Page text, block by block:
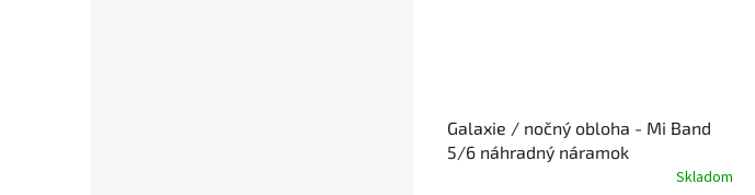
Galaxie / nočný obloha - Mi Band
5/6 náhradný náramok
Skladom